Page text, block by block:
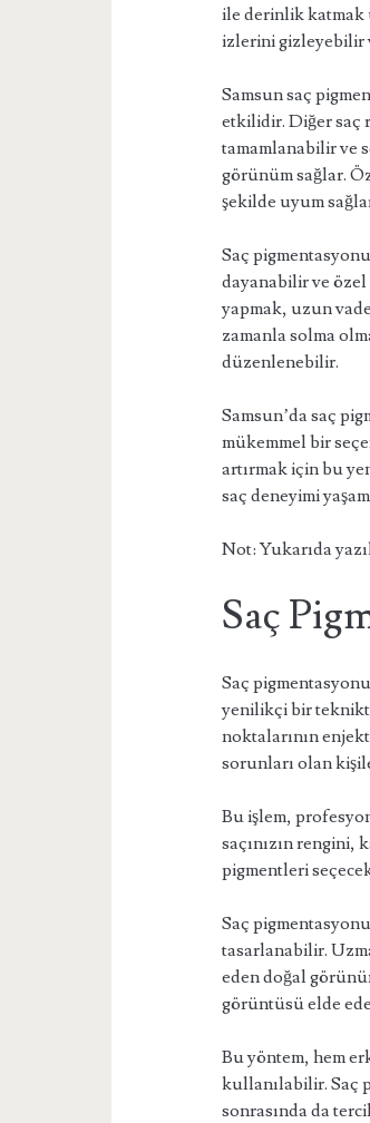
ile derinlik katmak
izlerini gizleyebilir
Samsun saç
etkilidir. Diğer saç
tamamlanabilir ve
görünüm sağlar.
şekilde uyum
Saç
dayanabilir ve özel
yapmak, uzun
zamanla solma
düzenlenebilir.
Samsun’da saç
mükemmel bir
artırmak için bu
saç deneyimi
Not: Yukarıda
Saç
Saç
yenilikçi bir
noktalarının
sorunları olan
Bu işlem,
saçınızın rengini,
pigmentleri
Saç
tasarlanabilir.
eden doğal
görüntüsü elde
Bu yöntem, hem
kullanılabilir. Saç
sonrasında da